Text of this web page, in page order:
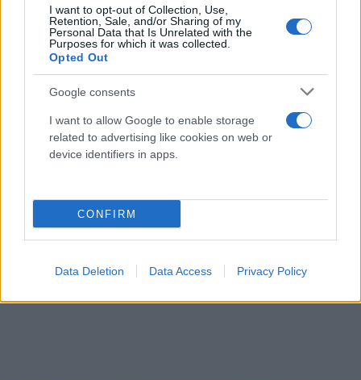
I want to opt-out of Collection, Use,
Retention, Sale, and/or Sharing of my
Personal Data that Is Unrelated with the
Purposes for which it was collected.
Opted Out
Google consents
I want to allow Google to enable storage
related to advertising like cookies on web or
device identifiers in apps.
CONFIRM
Data Deletion Data Access Privacy Policy